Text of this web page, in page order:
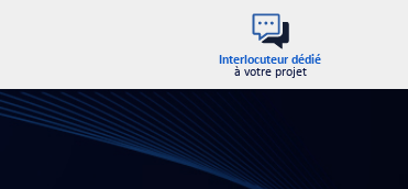
Interlocuteur dédié
à votre projet